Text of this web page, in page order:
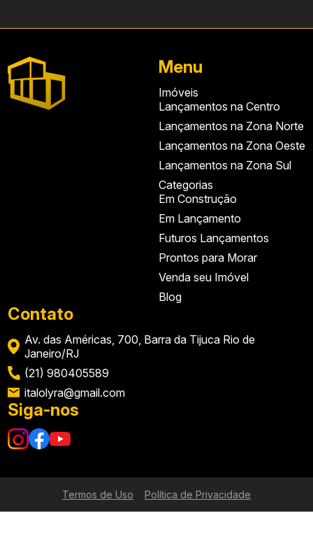
Menu
Imóveis
Lançamentos na Centro
Lançamentos na Zona Norte
Lançamentos na Zona Oeste
Lançamentos na Zona Sul
Categorias
Em Construção
Em Lançamento
Futuros Lançamentos
Prontos para Morar
Venda seu Imóvel
Blog
Contato
Av. das Américas, 700, Barra da Tijuca Rio de
Janeiro/RJ
(21) 980405589
italolyra@gmail.com
Siga-nos
Termos de Uso Política de Privacidade